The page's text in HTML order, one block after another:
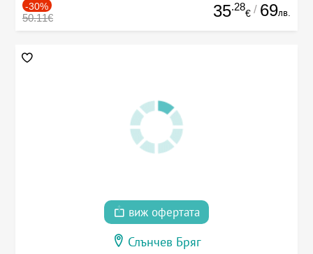
-30%
50.11€ 35.28
€ / 69лв.
виж офертата
Слънчев Бряг